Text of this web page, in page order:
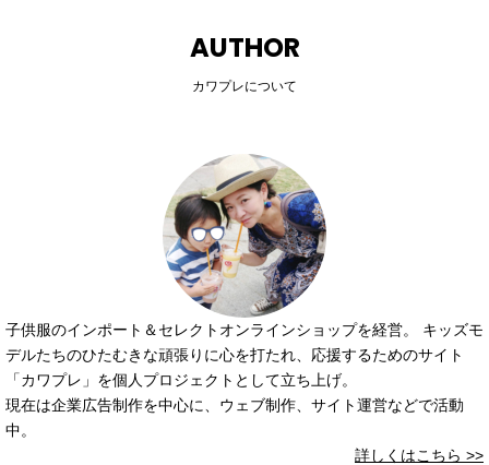
AUTHOR
カワプレについて
子供服のインポート＆セレクトオンラインショップを経営。 キッズモ
デルたちのひたむきな頑張りに心を打たれ、応援するためのサイト
「カワプレ」を個人プロジェクトとして立ち上げ。
現在は企業広告制作を中心に、ウェブ制作、サイト運営などで活動
中。
詳しくはこちら >>